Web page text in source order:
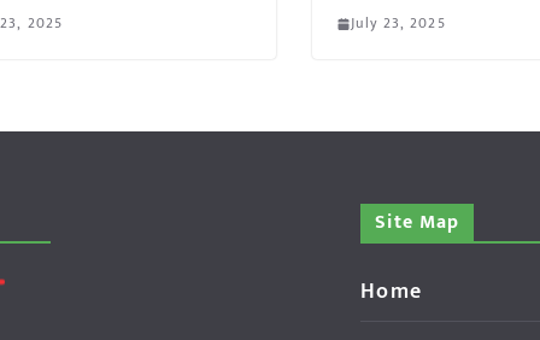
2025 July 23, 2025
Site Map
Home